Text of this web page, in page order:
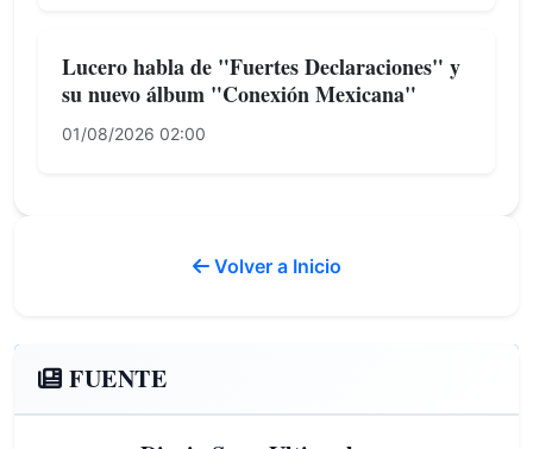
Lucero habla de "Fuertes Declaraciones" y
su nuevo álbum "Conexión Mexicana"
01/08/2026 02:00
Volver a Inicio
FUENTE